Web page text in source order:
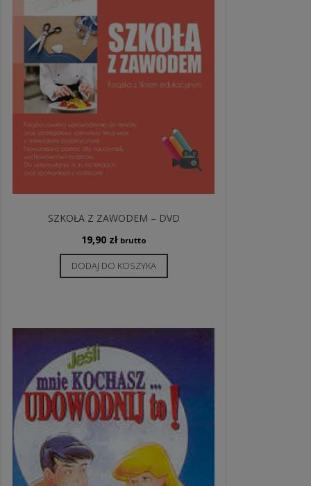
SZKOŁA Z ZAWODEM – DVD
19,90 zł brutto
DODAJ DO KOSZYKA